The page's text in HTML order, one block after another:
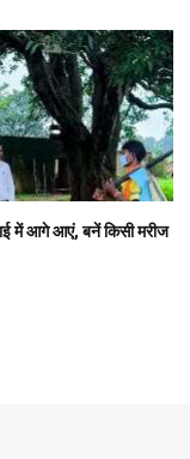
में आगे आएं, बनें किसी मरीज